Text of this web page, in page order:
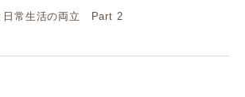
日常生活の両立 Part 2